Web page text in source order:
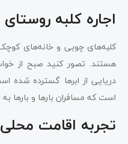
اجاره کلبه روستای
کلبه‌های چوبی و خانه‌های
هستند. تصور کنید صبح از
دریایی از ابرها گسترده شده
است که مسافران بارها و بارها به
تجربه اقامت محلی